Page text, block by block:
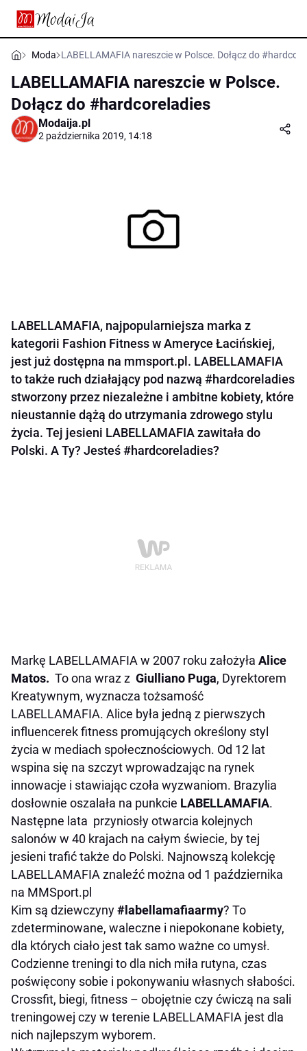
Moda LABELLAMAFIA nareszcie w Polsce. Dołącz do
LABELLAMAFIA nareszcie w Polsce.
Dołącz do #hardcoreladies
Modaija.pl
2 października 2019, 14:18
LABELLAMAFIA, najpopularniejsza marka z
kategorii Fashion Fitness w Ameryce Łacińskiej,
jest już dostępna na mmsport.pl. LABELLAMAFIA
to także ruch działający pod nazwą #hardcoreladies
stworzony przez niezależne i ambitne kobiety, które
nieustannie dążą do utrzymania zdrowego stylu
życia. Tej jesieni LABELLAMAFIA zawitała do
Polski. A Ty? Jesteś #hardcoreladies?
Markę LABELLAMAFIA w 2007 roku założyła Alice
Matos. To ona wraz z Giulliano Puga, Dyrektorem
Kreatywnym, wyznacza tożsamość
LABELLAMAFIA. Alice była jedną z pierwszych
influencerek fitness promujących określony styl
życia w mediach społecznościowych. Od 12 lat
wspina się na szczyt wprowadzając na rynek
innowacje i stawiając czoła wyzwaniom. Brazylia
dosłownie oszalała na punkcie LABELLAMAFIA.
Następne lata przyniosły otwarcia kolejnych
salonów w 40 krajach na całym świecie, by tej
jesieni trafić także do Polski. Najnowszą kolekcję
LABELLAMAFIA znaleźć można od 1 października
na MMSport.pl
Kim są dziewczyny#labellamafiaarmy? To
zdeterminowane, waleczne i niepokonane kobiety,
dla których ciało jest tak samo ważne co umysł.
Codzienne treningi to dla nich miła rutyna, czas
poświęcony sobie i pokonywaniu własnych słabości.
Crossfit, biegi, fitness – obojętnie czy ćwiczą na sali
treningowej czy w terenie LABELLAMAFIA jest dla
nich najlepszym wyborem.